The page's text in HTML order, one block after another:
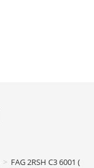
> FAG 2RSH C3 6001